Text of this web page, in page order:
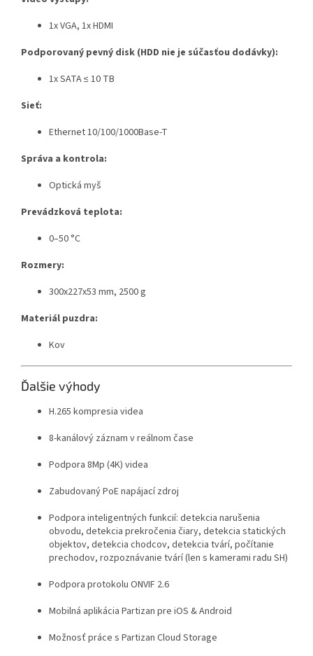
1x VGA, 1x HDMI
Podporovaný pevný disk (HDD nie je súčasťou dodávky):
1x SATA ≤ 10 TB
Sieť:
Ethernet 10/100/1000Base-T
Správa a kontrola:
Optická myš
Prevádzková teplota:
0–50 °C
Rozmery:
300x227x53 mm, 2500 g
Materiál puzdra:
Kov
Ďalšie výhody
H.265 kompresia videa
8-kanálový záznam v reálnom čase
Podpora 8Mp (4K) videa
Zabudovaný PoE napájací zdroj
Podpora inteligentných funkcií: detekcia narušenia
obvodu, detekcia prekročenia čiary, detekcia statických
objektov, detekcia chodcov, detekcia tvárí, počítanie
prechodov, rozpoznávanie tvárí (len s kamerami radu SH)
Podpora protokolu ONVIF 2.6
Mobilná aplikácia Partizan pre iOS & Android
Možnosť práce s Partizan Cloud Storage